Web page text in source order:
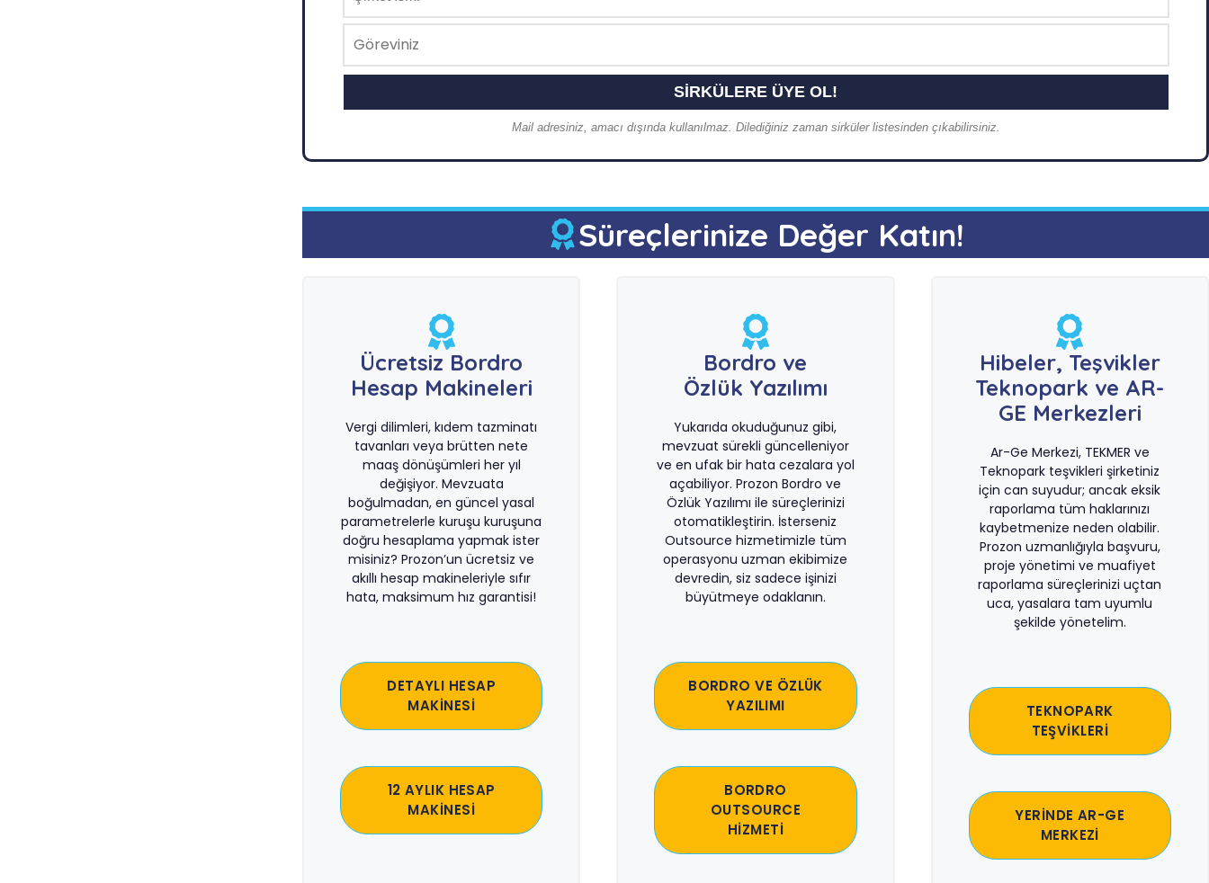
Mail adresiniz, amacı dışında kullanılmaz. Dilediğiniz zaman sirküler listesinden çıkabilirsiniz.
Süreçlerinize Değer Katın!
Ücretsiz Bordro
Hesap Makineleri
Vergi dilimleri, kıdem tazminatı
tavanları veya brütten nete
maaş dönüşümleri her yıl
değişiyor. Mevzuata
boğulmadan, en güncel yasal
parametrelerle kuruşu kuruşuna
doğru hesaplama yapmak ister
misiniz? Prozon’un ücretsiz ve
akıllı hesap makineleriyle sıfır
hata, maksimum hız garantisi!
DETAYLI HESAP
MAKİNESİ
12 AYLIK HESAP
MAKİNESİ
Bordro ve
Özlük Yazılımı
Yukarıda okuduğunuz gibi,
mevzuat sürekli güncelleniyor
ve en ufak bir hata cezalara yol
açabiliyor. Prozon Bordro ve
Özlük Yazılımı ile süreçlerinizi
otomatikleştirin. İsterseniz
Outsource hizmetimizle tüm
operasyonu uzman ekibimize
devredin, siz sadece işinizi
büyütmeye odaklanın.
BORDRO VE ÖZLÜK
YAZILIMI
BORDRO
OUTSOURCE
HİZMETİ
Hibeler, Teşvikler
Teknopark ve AR-
GE Merkezleri
Ar-Ge Merkezi, TEKMER ve
Teknopark teşvikleri şirketiniz
için can suyudur; ancak eksik
raporlama tüm haklarınızı
kaybetmenize neden olabilir.
Prozon uzmanlığıyla başvuru,
proje yönetimi ve muafiyet
raporlama süreçlerinizi uçtan
uca, yasalara tam uyumlu
şekilde yönetelim.
TEKNOPARK
TEŞVİKLERİ
YERİNDE AR-GE
MERKEZİ